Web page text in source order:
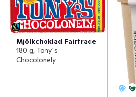
Mjölkchoklad Fairtrade
180 g, Tony´s
Chocolonely